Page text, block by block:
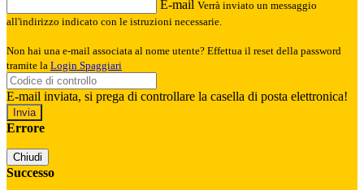
E-mail Verrà inviato un messaggio
all'indirizzo indicato con le istruzioni necessarie.
Non hai una e-mail associata al nome utente? Effettua il reset della password
tramite la Login Spaggiari
E-mail inviata, si prega di controllare la casella di posta elettronica!
Errore
Chiudi
Successo